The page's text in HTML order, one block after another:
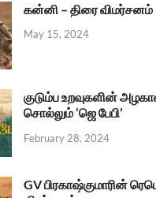
கன்னி – திரை விமர்சனம்
May 15, 2024
குடும்ப உறவுகளின்
சொல்லும் ‘ஜெ பேபி’
February 28, 2024
GV பிரகாஷ்குமாரின்